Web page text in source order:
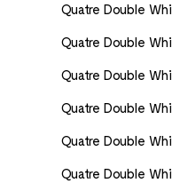
Quatre Double
Quatre Double
Quatre Double
Quatre Double
Quatre Double
Quatre Double